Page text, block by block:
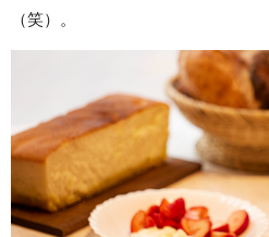
（笑）。